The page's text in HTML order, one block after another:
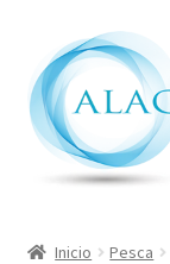
la
navegación
al
contenido
Inicio Pesca